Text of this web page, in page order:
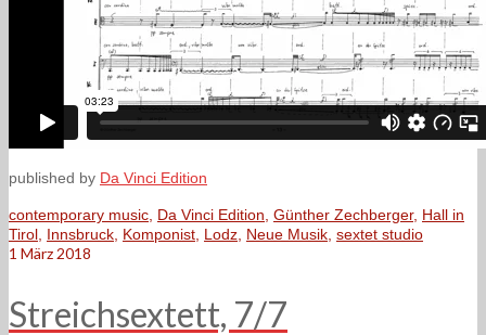
published by Da Vinci Edition
contemporary music Da Vinci Edition Günther Zechberger, Hall in
Tirol Innsbruck Komponist Lodz Neue Musik sextet studio
1 März 2018
Streichsextett, 7/7